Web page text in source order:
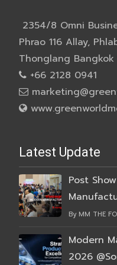
2354/8 Omni
Phrao 116 Allay,
Thonglang Bangkok
+66 2128 0941
Latest Update
Post
By MM THE
Modern
2026